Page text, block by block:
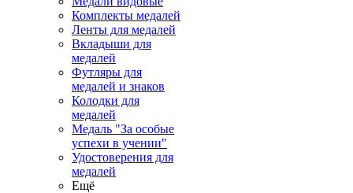
Комплекты медалей
Ленты для медалей
Вкладыши для
медалей
Футляры для
медалей и знаков
Колодки для
медалей
Медаль "За особые
успехи в учении"
Удостоверения для
медалей
Ещё